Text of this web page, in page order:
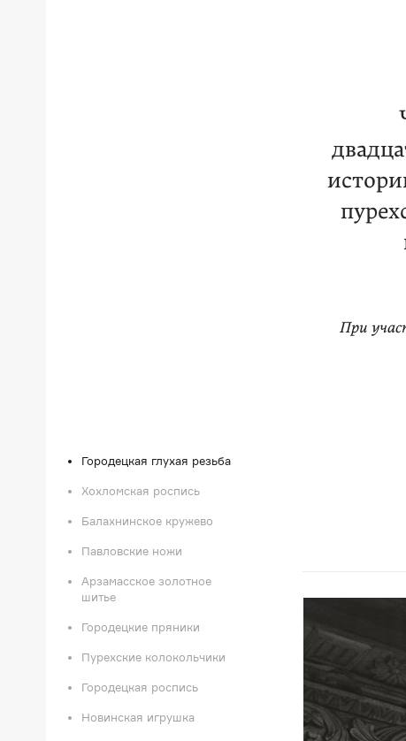
При
Городецкая глухая резьба
Хохломская роспись
Балахнинское кружево
Павловские ножи
Арзамасское золотное
шитье
Городецкие пряники
Пурехские колокольчики
Городецкая роспись
Новинская игрушка